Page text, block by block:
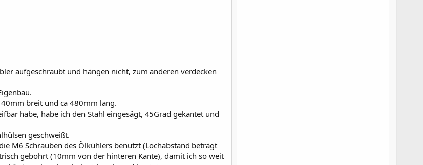
aufgeschraubt und hängen nicht, zum anderen verdecken
breit und ca 480mm lang.
habe, habe ich den Stahl eingesägt, 45Grad gekantet und
geschweißt.
M6 Schrauben des Ölkühlers benutzt (Lochabstand beträgt
gebohrt (10mm von der hinteren Kante), damit ich so weit